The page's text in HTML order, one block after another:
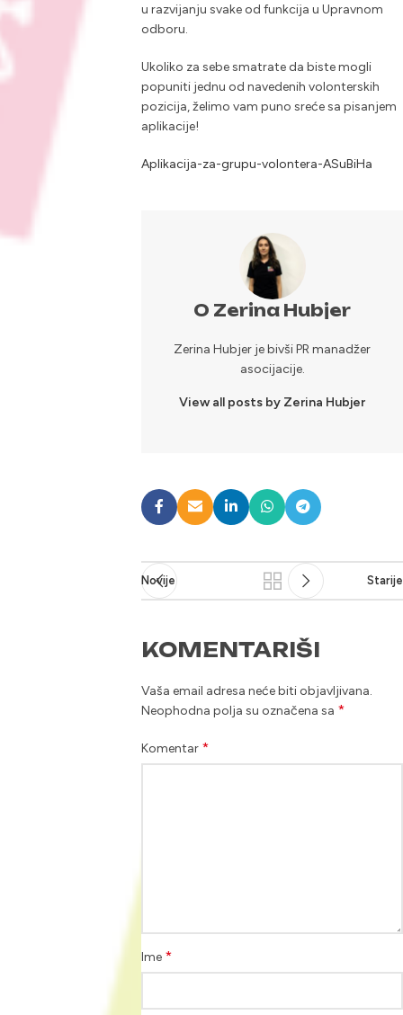
u razvijanju svake od funkcija u Upravnom
odboru.
Ukoliko za sebe smatrate da biste mogli
popuniti jednu od navedenih volonterskih
pozicija, želimo vam puno sreće sa pisanjem
aplikacije!
Aplikacija-za-grupu-volontera-ASuBiHa
O Zerina Hubjer
Zerina Hubjer je bivši PR manadžer
asocijacije.
View all posts by Zerina Hubjer
Novije Starije
KOMENTARIŠI
Vaša email adresa neće biti objavljivana.
Neophodna polja su označena sa *
Komentar *
Ime *